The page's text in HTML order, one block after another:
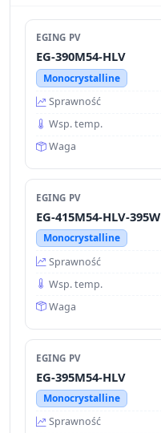
EGING PV
EG-390M54-HLV
Monocrystalline
Sprawność
Wsp. temp.
Waga
EGING PV
EG-415M54-HLV-395W
Monocrystalline
Sprawność
Wsp. temp.
Waga
EGING PV
EG-395M54-HLV
Monocrystalline
Sprawność